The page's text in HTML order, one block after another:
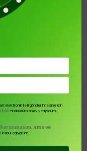
₺250,00
elektronik ileti gönderilmesine izin
'ni okudum onay veriyorum.
sms ve
kabul ediyorum.